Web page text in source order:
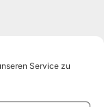
Service zu